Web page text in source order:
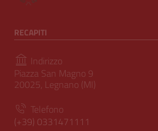
RECAPITI
Indirizzo
Piazza San Magno 9
20025, Legnano (MI)
Telefono
(+39) 0331471111